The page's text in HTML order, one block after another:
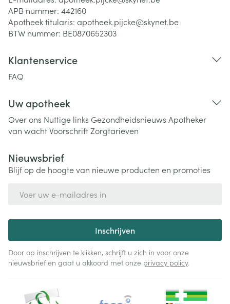
APB nummer: 442160
Apotheek titularis: apotheek.pijcke@skynet.be
BTW nummer: BE0870652303
Klantenservice
FAQ
Uw apotheek
Over ons Nuttige links Gezondheidsnieuws Apotheker
van wachtVoorschriftZorgtarieven
Nieuwsbrief
Blijf op de hoogte van nieuwe producten en promoties
Inschrijven
Door op inschrijven te klikken, schrijft u zich in voor onze
nieuwsbrief en gaat u akkoord met onze privacy policy.